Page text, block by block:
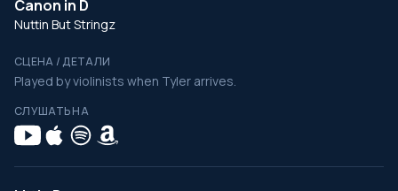
Canon in D
Nuttin But Stringz
СЦЕНА / ДЕТАЛИ
Played by violinists when Tyler arrives.
СЛУШАТЬ НА